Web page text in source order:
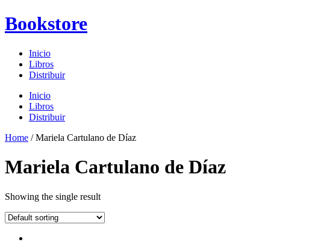
Skip
to
Bookstore
Inicio
Libros
Distribuir
Menu
Inicio
Libros
Distribuir
Home / Mariela Cartulano de Díaz
Mariela Cartulano de Díaz
Showing the single result